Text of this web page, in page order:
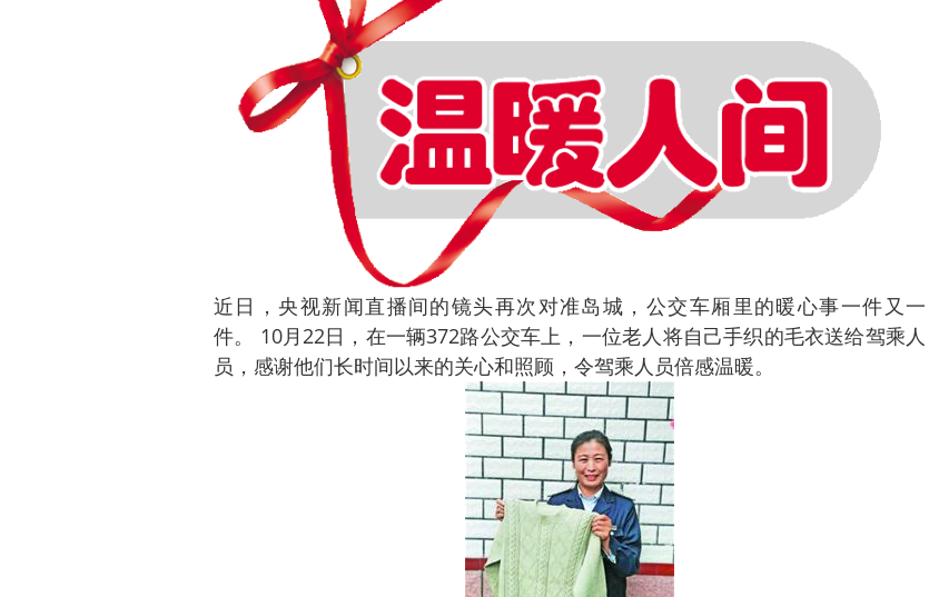
近日，央视新闻直播间的镜头再次对准岛城，公交车厢里的暖心事一件又一
件。 10月22日，在一辆372路公交车上，一位老人将自己手织的毛衣送给驾乘人
员，感谢他们长时间以来的关心和照顾，令驾乘人员倍感温暖。